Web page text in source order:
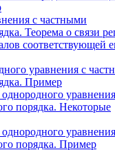
с частными
Теорема о связи
соответствующей
уравнения с
Пример
порядка. Некоторые
порядка. Пример